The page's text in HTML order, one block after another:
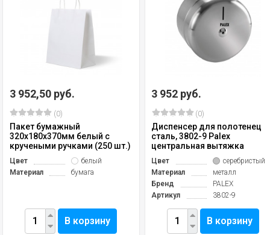
3 952,50 руб.
(0)
Пакет бумажный
320х180х370мм белый с
кручеными ручками (250 шт.)
Цвет
белый
Материал
бумага
В корзину
3 952 руб.
(0)
Диспенсер для полотенец
сталь, 3802-9 Palex
центральная вытяжка
Цвет
серебристый
Материал
металл
Бренд
PALEX
Артикул
3802-9
В корзину